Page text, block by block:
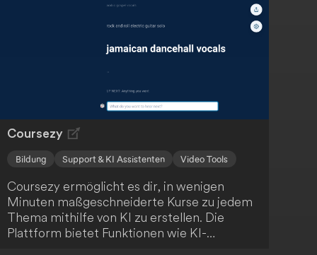
Coursezy
Bildung Support & KI Assistenten Video Tools
Coursezy ermöglicht es dir, in wenigen
Minuten maßgeschneiderte Kurse zu jedem
Thema mithilfe von KI zu erstellen. Die
Plattform bietet Funktionen wie KI-